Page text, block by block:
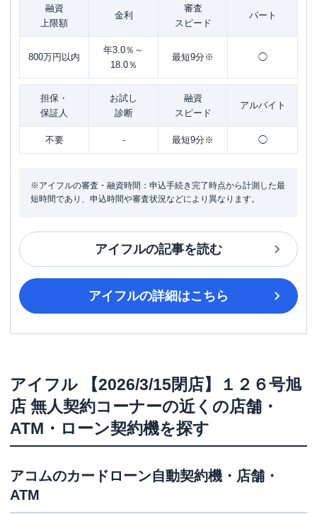
融資
上限額
金利
審査
スピード
パート
800万円以内
年3.0％～
18.0％
最短9分※ ◯
担保・
保証人
お試し
診断
融資
スピード
アルバイト
不要 - 最短9分※ ◯
※アイフルの審査・融資時間：申込手続き完了時点から計測した最
短時間であり、申込時間や審査状況などにより異なります。
アイフルの記事を読む
アイフルの詳細はこちら
アイフル
【2026/3/15閉店】１２６号旭
店 無人契約コーナーの近くの店舗・
ATM・ローン契約機を探す
アコムのカードローン自動契約機・店舗・
ATM